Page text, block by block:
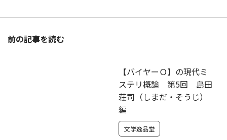
前の記事を読む
【バイヤーＯ】の現代ミ
ステリ概論 第5回 島田
荘司（しまだ・そうじ）
編
文学逸品堂